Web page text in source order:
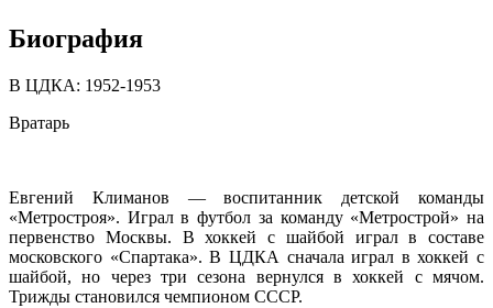
Биография
В ЦДКА: 1952-1953
Вратарь
Евгений Климанов — воспитанник детской команды
«Метростроя». Играл в футбол за команду «Метрострой» на
первенство Москвы. В хоккей с шайбой играл в составе
московского «Спартака». В ЦДКА сначала играл в хоккей с
шайбой, но через три сезона вернулся в хоккей с мячом.
Трижды становился чемпионом СССР.